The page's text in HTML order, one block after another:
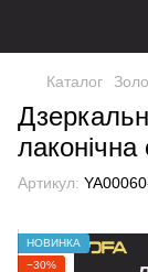
Каталог
Артикул:
НОВИНКА
−30%